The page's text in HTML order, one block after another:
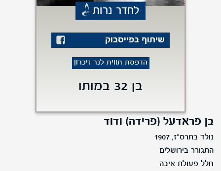
לחדר נרות
שיתוף בפייסבוק
הדפסת תווית לנר זיכרון
בן 32 במותו
בן פראדעל (פרידה) ודוד
נולד בתרס"ז, 1907
התגורר בירושלים
חלל פעולת איבה